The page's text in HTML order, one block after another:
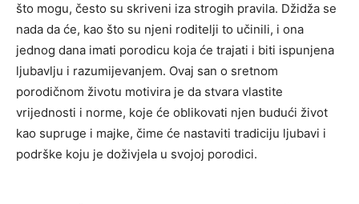
što mogu, često su skriveni iza strogih pravila. Džidža se
nada da će, kao što su njeni roditelji to učinili, i ona
jednog dana imati porodicu koja će trajati i biti ispunjena
ljubavlju i razumijevanjem. Ovaj san o sretnom
porodičnom životu motivira je da stvara vlastite
vrijednosti i norme, koje će oblikovati njen budući život
kao supruge i majke, čime će nastaviti tradiciju ljubavi i
podrške koju je doživjela u svojoj porodici.